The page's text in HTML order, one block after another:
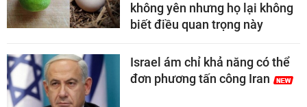
không yên nhưng họ lại không
biết điều quan trọng này
Israel ám chỉ khả năng có thể
đơn phương tấn công Iran